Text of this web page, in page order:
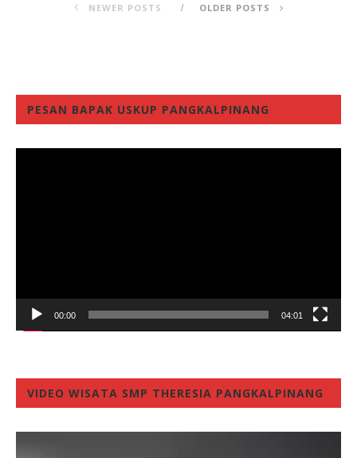
NEWER POSTS OLDER POSTS
PESAN BAPAK USKUP PANGKALPINANG
00:00 04:01
VIDEO WISATA SMP THERESIA PANGKALPINANG